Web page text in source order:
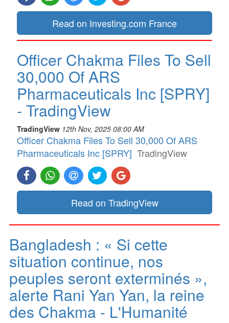
Read on Investing.com France
Officer Chakma Files To Sell
30,000 Of ARS
Pharmaceuticals Inc [SPRY]
- TradingView
TradingView 12th Nov, 2025 08:00 AM
Officer Chakma Files To Sell 30,000 Of ARS
Pharmaceuticals Inc [SPRY] TradingView
Read on TradingView
Bangladesh : « Si cette
situation continue, nos
peuples seront exterminés »,
alerte Rani Yan Yan, la reine
des Chakma - L'Humanité